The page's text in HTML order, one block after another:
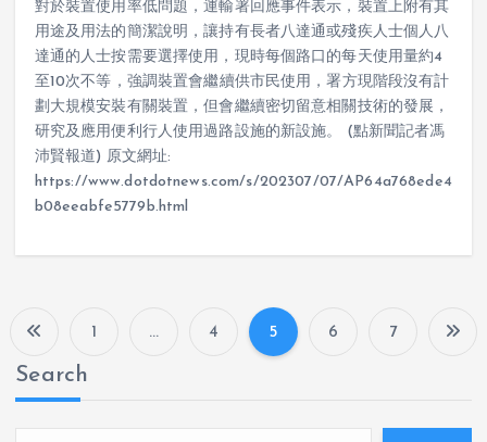
對於裝置使用率低問題，運輸署回應事件表示，裝置上附有其
用途及用法的簡潔說明，讓持有長者八達通或殘疾人士個人八
達通的人士按需要選擇使用，現時每個路口的每天使用量約4
至10次不等，強調裝置會繼續供市民使用，署方現階段沒有計
劃大規模安裝有關裝置，但會繼續密切留意相關技術的發展，
研究及應用便利行人使用過路設施的新設施。 (點新聞記者馮
沛賢報道) 原文網址:
https://www.dotdotnews.com/s/202307/07/AP64a768ede4
b08eeabfe5779b.html
P
o
1 … 4 5 6 7
Search